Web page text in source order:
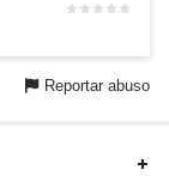
Reportar abuso